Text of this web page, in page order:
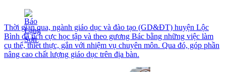
Thời gian qua, ngành giáo dục và đào tạo (GD&ĐT) huyện Lộc
Bình đã tích cực học tập và theo gương Bác bằng những việc làm
cụ thể, thiết thực, gắn với nhiệm vụ chuyên môn. Qua đó, góp phần
nâng cao chất lượng giáo dục trên địa bàn.